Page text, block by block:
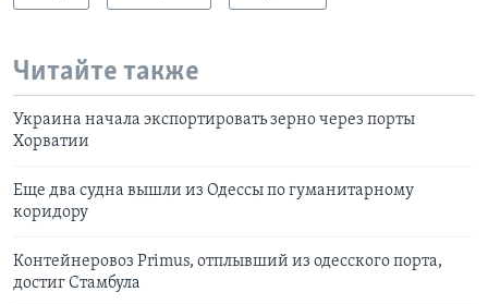
Читайте также
Украина начала экспортировать зерно через порты
Хорватии
Еще два судна вышли из Одессы по гуманитарному
коридору
Контейнеровоз Primus, отплывший из одесского порта,
достиг Стамбула